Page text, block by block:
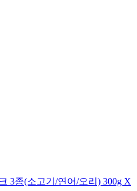
3종(소고기/연어/오리) 300g X